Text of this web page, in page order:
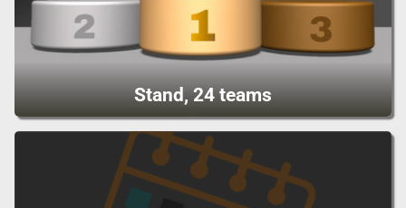
Stand, 24 teams